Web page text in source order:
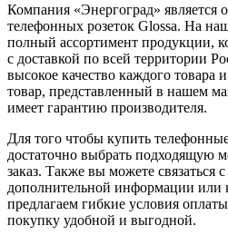
Компания «Энергоград»
телефонных розеток Glossa. На
полный ассортимент продукции,
с доставкой по всей территории
высокое качество каждого товара
товар, представленный в нашем
имеет гарантию производителя.
Для того чтобы купить
достаточно выбрать подходящую
заказ. Также вы можете связаться
дополнительной информации или
предлагаем гибкие условия
покупку удобной и выгодной.